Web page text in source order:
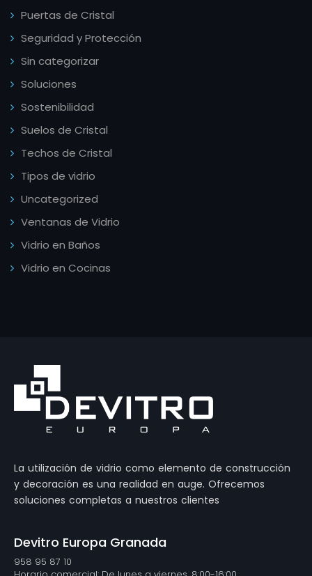
Puertas de Cristal
Seguridad y Protección
Sin categorizar
Soluciones
Sostenibilidad
Suelos de Cristal
Techos de Cristal
Tipos de vidrio
Uncategorized
Ventanas de Vidrio
Vidrio en Baños
Vidrio en Cocinas
La utilización de vidrio como elemento de construcción
y decoración es una realidad en auge. Ofrecemos
soluciones completas a nuestros clientes
Devitro Europa Granada
958 95 87 10